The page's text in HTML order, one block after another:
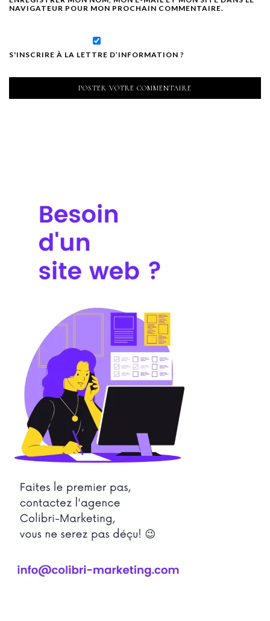
NAVIGATEUR POUR MON PROCHAIN COMMENTAIRE.
S'INSCRIRE À LA LETTRE D’INFORMATION ?